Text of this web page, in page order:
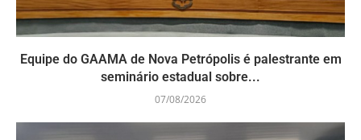
Equipe do GAAMA de Nova Petrópolis é palestrante em
seminário estadual sobre...
07/08/2026